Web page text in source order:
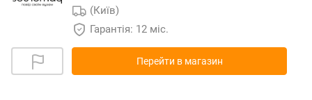
(Київ)
Гарантія: 12 міс.
Перейти в магазин